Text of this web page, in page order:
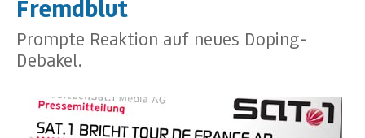
Fremdblut
Prompte Reaktion auf neues Doping-
Debakel.